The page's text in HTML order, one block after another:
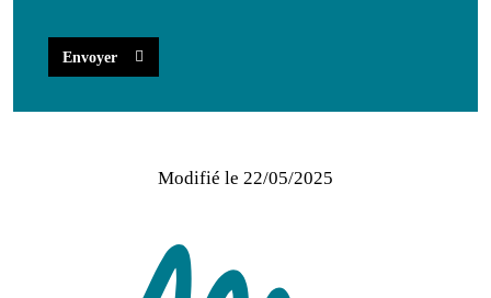
Envoyer
Modifié le 22/05/2025